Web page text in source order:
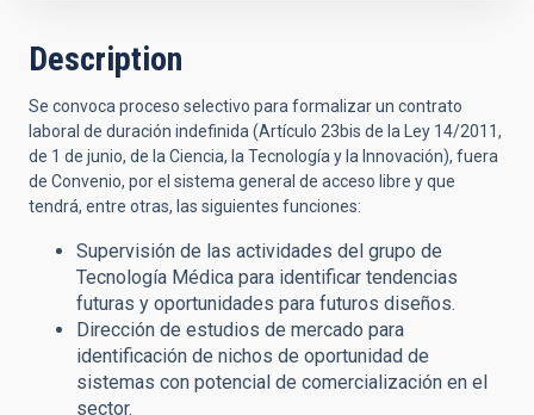
Description
Se convoca proceso selectivo para formalizar un contrato
laboral de duración indefinida (Artículo 23bis de la Ley 14/2011,
de 1 de junio, de la Ciencia, la Tecnología y la Innovación), fuera
de Convenio, por el sistema general de acceso libre y que
tendrá, entre otras, las siguientes funciones:
Supervisión de las actividades del grupo de
Tecnología Médica para identificar tendencias
futuras y oportunidades para futuros diseños.
Dirección de estudios de mercado para
identificación de nichos de oportunidad de
sistemas con potencial de comercialización en el
sector.